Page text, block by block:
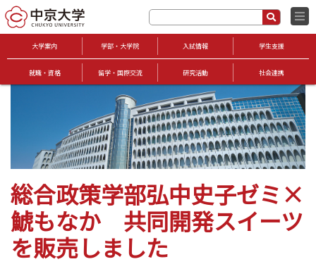
大学案内 学部・大学院 入試情報 学生支援
就職・資格 留学・国際交流 研究活動 社会連携
総合政策学部弘中史子ゼミ×
鯱もなか 共同開発スイーツ
を販売しました